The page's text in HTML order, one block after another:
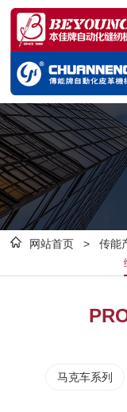
网站首页 >传能
马克车系列